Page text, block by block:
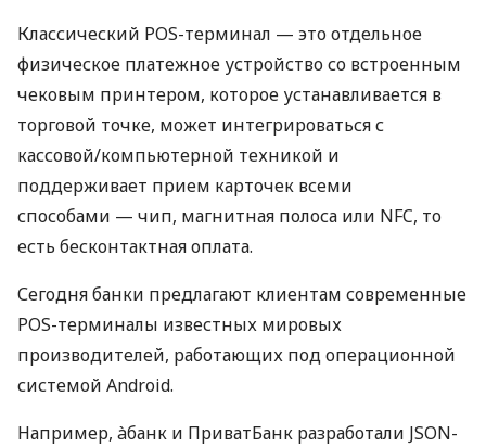
Классический POS-терминал — это отдельное
физическое платежное устройство со встроенным
чековым принтером, которое устанавливается в
торговой точке, может интегрироваться с
кассовой/компьютерной техникой и
поддерживает прием карточек всеми
способами — чип, магнитная полоса или NFC, то
есть бесконтактная оплата.
Сегодня банки предлагают клиентам современные
POS-терминалы известных мировых
производителей, работающих под операционной
системой Android.
Например, àбанк и ПриватБанк разработали JSON-